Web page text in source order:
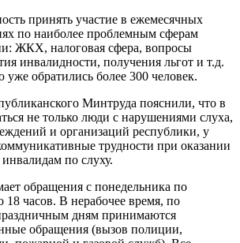
принять участие в ежемесячных
по наиболее проблемным сферам
ЖКХ, налоговая сфера, вопросы
инвалидности, получения льгот и т.д.
обратились более 300 человек.
Минтруда пояснили, что в
не только люди с нарушениями слуха,
и организаций республики, у
трудности при оказании
по слуху.
обращения с понедельника по
18 часов. В нерабочее время, по
дням принимаются
обращения (вызов полиции,